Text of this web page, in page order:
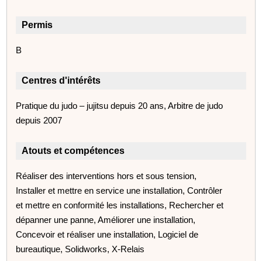
Permis
B
Centres d'intérêts
Pratique du judo – jujitsu depuis 20 ans, Arbitre de judo
depuis 2007
Atouts et compétences
Réaliser des interventions hors et sous tension,
Installer et mettre en service une installation, Contrôler
et mettre en conformité les installations, Rechercher et
dépanner une panne, Améliorer une installation,
Concevoir et réaliser une installation, Logiciel de
bureautique, Solidworks, X-Relais